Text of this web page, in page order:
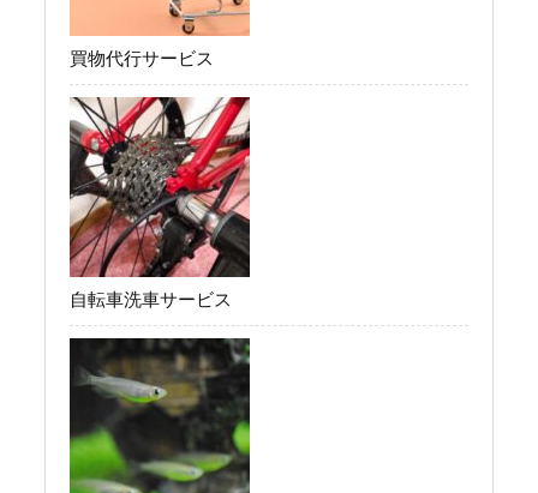
買物代行サービス
自転車洗車サービス